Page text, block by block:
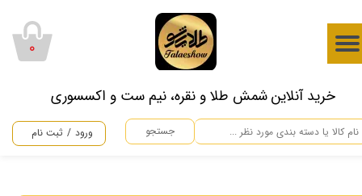
​خرید آنلاین شمش طلا و نقره، نیم ست و اکسسوری
جستجو ورود / ثبت نام
حساب کاربری من
سفارشات
۰